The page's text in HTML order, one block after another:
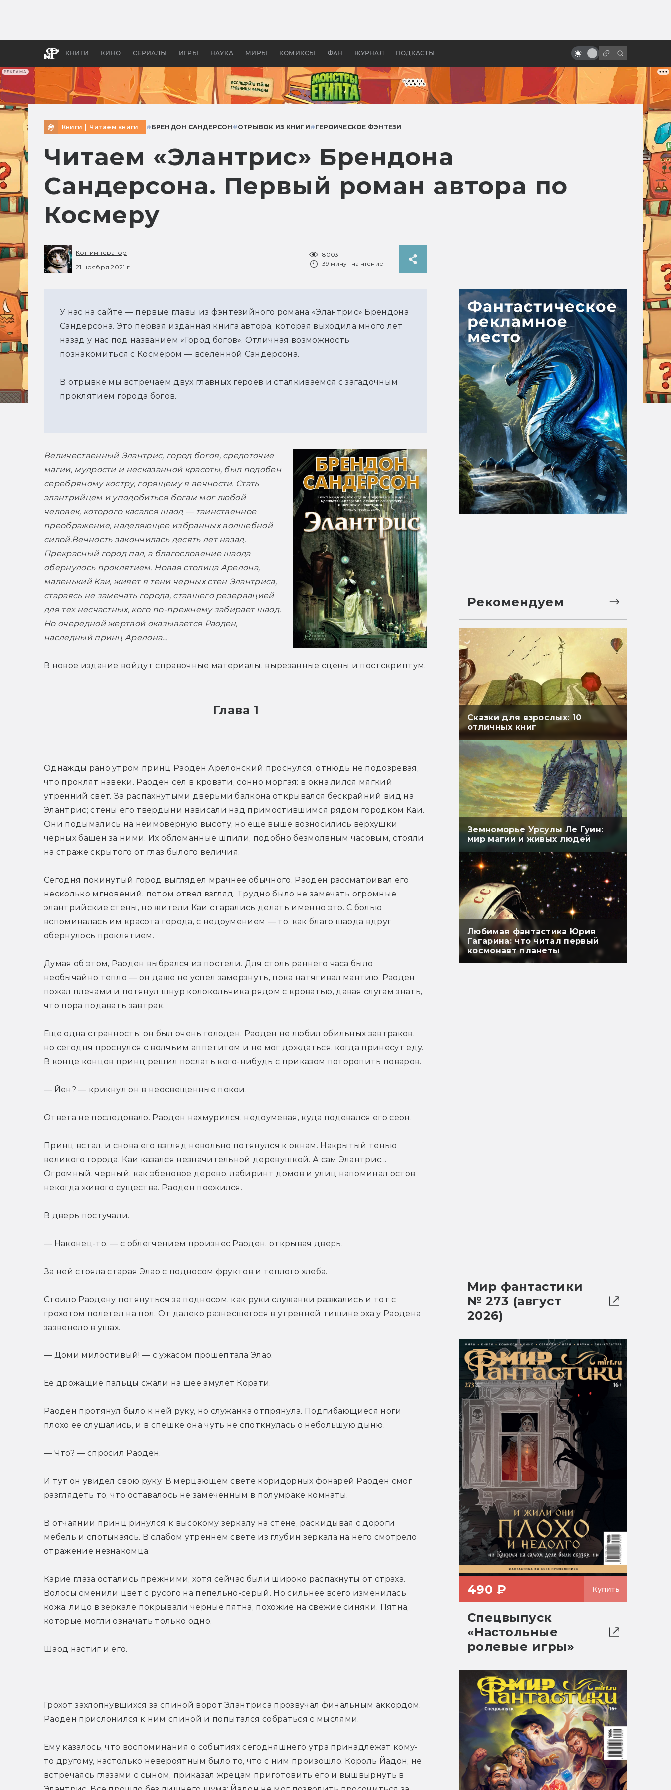
РЕКЛАМА
КНИГИ КИНО СЕРИАЛЫ ИГРЫ НАУКА МИРЫ КОМИКСЫ ФАН ЖУРНАЛ ПОДКАСТЫ
бы «Властелина колец»
Древней Грецией
«Звёздным войнам»
Книги Читаем книги # БРЕНДОН САНДЕРСОН #ОТРЫВОК ИЗ КНИГИ#ГЕРОИЧЕСКОЕ ФЭНТЕЗИ
Читаем «Элантрис» Брендона
Сандерсона. Первый роман автора по
Космеру
Кот-император
21 ноября 2021 г.
8003
39 минут на чтение
У нас на сайте — первые главы из фэнтезийного романа «Элантрис» Брендона
Сандерсона. Это первая изданная книга автора, которая выходила много лет
назад у нас под названием «Город богов». Отличная возможность
познакомиться с Космером — вселенной Сандерсона.
В отрывке мы встречаем двух главных героев и сталкиваемся с загадочным
проклятием города богов.
Величественный Элантрис, город богов, средоточие
магии, мудрости и несказанной красоты, был подобен
серебряному костру, горящему в вечности. Стать
элантрийцем и уподобиться богам мог любой
человек, которого касался шаод — таинственное
преображение, наделяющее избранных волшебной
силой.Вечность закончилась десять лет назад.
Прекрасный город пал, а благословение шаода
обернулось проклятием. Новая столица Арелона,
маленький Каи, живет в тени черных стен Элантриса,
стараясь не замечать города, ставшего резервацией
для тех несчастных, кого по-прежнему забирает шаод.
Но очередной жертвой оказывается Раоден,
наследный принц Арелона…
В новое издание войдут справочные материалы, вырезанные сцены и постскриптум.
Глава 1
Однажды рано утром принц Раоден Арелонский проснулся, отнюдь не подозревая,
что проклят навеки. Раоден сел в кровати, сонно моргая: в окна лился мягкий
утренний свет. За распахнутыми дверьми балкона открывался бескрайний вид на
Элантрис; стены его твердыни нависали над примостившимся рядом городком Каи.
Они подымались на неимоверную высоту, но еще выше возносились верхушки
черных башен за ними. Их обломанные шпили, подобно безмолвным часовым, стояли
на страже скрытого от глаз былого величия.
Сегодня покинутый город выглядел мрачнее обычного. Раоден рассматривал его
несколько мгновений, потом отвел взгляд. Трудно было не замечать огромные
элантрийские стены, но жители Каи старались делать именно это. С болью
вспоминалась им красота города, с недоумением — то, как благо шаода вдруг
обернулось проклятием.
Думая об этом, Раоден выбрался из постели. Для столь раннего часа было
необычайно тепло — он даже не успел замерзнуть, пока натягивал мантию. Раоден
пожал плечами и потянул шнур колокольчика рядом с кроватью, давая слугам знать,
что пора подавать завтрак.
Еще одна странность: он был очень голоден. Раоден не любил обильных завтраков,
но сегодня проснулся с волчьим аппетитом и не мог дождаться, когда принесут еду.
В конце концов принц решил послать кого-нибудь с приказом поторопить поваров.
— Йен? — крикнул он в неосвещенные покои.
Ответа не последовало. Раоден нахмурился, недоумевая, куда подевался его сеон.
Принц встал, и снова его взгляд невольно потянулся к окнам. Накрытый тенью
великого города, Каи казался незначительной деревушкой. А сам Элантрис...
Огромный, черный, как эбеновое дерево, лабиринт домов и улиц напоминал остов
некогда живого существа. Раоден поежился.
В дверь постучали.
— Наконец-то, — с облегчением произнес Раоден, открывая дверь.
За ней стояла старая Элао с подносом фруктов и теплого хлеба.
Стоило Раодену потянуться за подносом, как руки служанки разжались и тот с
грохотом полетел на пол. От далеко разнесшегося в утренней тишине эха у Раодена
зазвенело в ушах.
— Доми милостивый! — с ужасом прошептала Элао.
Ее дрожащие пальцы сжали на шее амулет Корати.
Раоден протянул было к ней руку, но служанка отпрянула. Подгибающиеся ноги
плохо ее слушались, и в спешке она чуть не споткнулась о небольшую дыню.
— Что? — спросил Раоден.
И тут он увидел свою руку. В мерцающем свете коридорных фонарей Раоден смог
разглядеть то, что оставалось не замеченным в полумраке комнаты.
В отчаянии принц ринулся к высокому зеркалу на стене, раскидывая с дороги
мебель и спотыкаясь. В слабом утреннем свете из глубин зеркала на него смотрело
отражение незнакомца.
Карие глаза остались прежними, хотя сейчас были широко распахнуты от страха.
Волосы сменили цвет с русого на пепельно-серый. Но сильнее всего изменилась
кожа: лицо в зеркале покрывали черные пятна, похожие на свежие синяки. Пятна,
которые могли означать только одно.
Шаод настиг и его.
Грохот захлопнувшихся за спиной ворот Элантриса прозвучал финальным аккордом.
Раоден прислонился к ним спиной и попытался собраться с мыслями.
Ему казалось, что воспоминания о событиях сегодняшнего утра принадлежат кому-
то другому, настолько невероятным было то, что с ним произошло. Король Йадон, не
встречаясь глазами с сыном, приказал жрецам приготовить его и вышвырнуть в
Рекомендуем
Сказки для взрослых: 10
отличных книг
Земноморье Урсулы Ле Гуин:
мир магии и живых людей
Любимая фантастика Юрия
Гагарина: что читал первый
космонавт планеты
Мир фантастики
№ 273 (август
2026)
490 ₽ Купить
Спецвыпуск
«Настольные
ролевые игры»